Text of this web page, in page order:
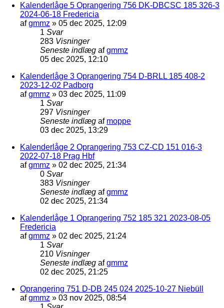
Kalenderlåge 5 Oprangering 756 DK-DBCSC 185 326-3
2024-06-18 Fredericia
afgmmz » 05 dec 2025, 12:09
1 Svar
283 Visninger
Seneste indlæg afgmmz
05 dec 2025, 12:10
Kalenderlåge 3 Oprangering 754 D-BRLL 185 408-2
2023-12-02 Padborg
afgmmz » 03 dec 2025, 11:09
1 Svar
297 Visninger
Seneste indlæg af moppe
03 dec 2025, 13:29
Kalenderlåge 2 Oprangering 753 CZ-CD 151 016-3
2022-07-18 Prag Hbf
afgmmz » 02 dec 2025, 21:34
0 Svar
383 Visninger
Seneste indlæg afgmmz
02 dec 2025, 21:34
Kalenderlåge 1 Oprangering 752 185 321 2023-08-05
Fredericia
afgmmz » 02 dec 2025, 21:24
1 Svar
210 Visninger
Seneste indlæg afgmmz
02 dec 2025, 21:25
Oprangering 751 D-DB 245 024 2025-10-27 Niebüll
afgmmz » 03 nov 2025, 08:54